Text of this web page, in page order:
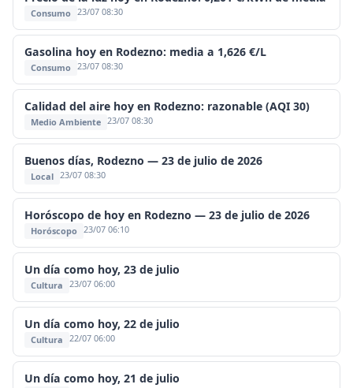
Consumo 23/07 08:30
Gasolina hoy en Rodezno: media a 1,626 €/L
Consumo 23/07 08:30
Calidad del aire hoy en Rodezno: razonable (AQI 30)
Medio Ambiente 23/07 08:30
Buenos días, Rodezno — 23 de julio de 2026
Local 23/07 08:30
Horóscopo de hoy en Rodezno — 23 de julio de 2026
Horóscopo 23/07 06:10
Un día como hoy, 23 de julio
Cultura 23/07 06:00
Un día como hoy, 22 de julio
Cultura 22/07 06:00
Un día como hoy, 21 de julio